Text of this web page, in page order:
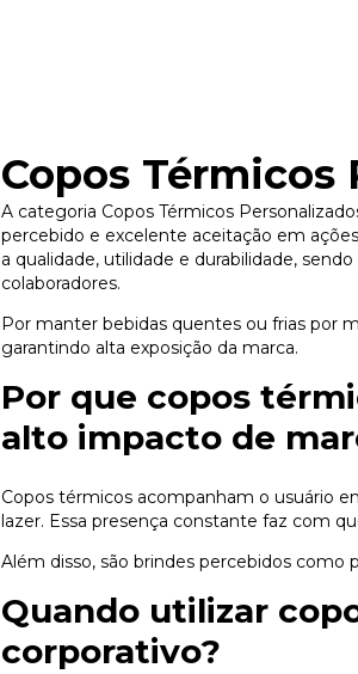
Copos Térmicos
A categoria Copos Térmicos
percebido e excelente aceitação em
a qualidade, utilidade e durabilidade,
colaboradores.
Por manter bebidas quentes ou frias por
garantindo alta exposição da marca.
Por que copos
alto impacto de
Copos térmicos acompanham o usuário
lazer. Essa presença constante faz com
Além disso, são brindes percebidos
Quando utilizar
corporativo?